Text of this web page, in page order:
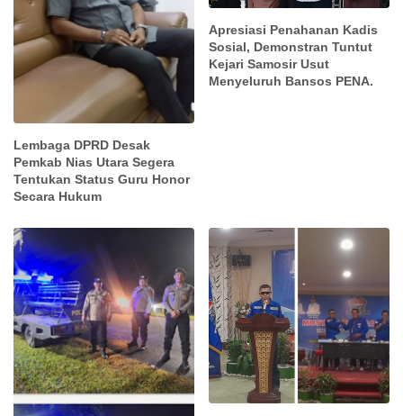
Lembaga DPRD Desak
Pemkab Nias Utara Segera
Tentukan Status Guru Honor
Secara Hukum
Apresiasi Penahanan Kadis
Sosial, Demonstran Tuntut
Kejari Samosir Usut
Menyeluruh Bansos PENA.